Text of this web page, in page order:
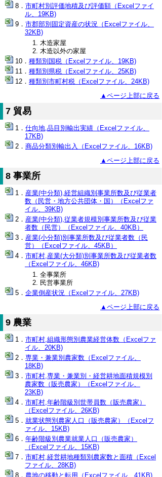
市町村別評価地積及び評価額（Excelファイ
ル、19KB)
市郡部別固定資産の状況（Excelファイル、
32KB)
木造家屋
木造以外の家屋
種類別国税（Excelファイル、19KB)
種類別県税（Excelファイル、25KB)
種類別市町村税（Excelファイル、24KB)
▲ページ上部に戻る
7 貿易
仕向地,品目別輸出実績（Excelファイル、
17KB)
商品分類別輸出入（Excelファイル、16KB)
▲ページ上部に戻る
8 事業所
産業(中分類),経営組織別事業所数及び従業者
数（民営・地方公共団体・国）（Excelファ
イル、39KB)
産業(中分類),従業者規模別事業所数及び従業
者数（民営）（Excelファイル、40KB）
産業(小分類)別事業所数及び従業者数（民
営）（Excelファイル、45KB）
市町村,産業(大分類)別事業所数及び従業者数
（Excelファイル、46KB)
全事業所
民営事業所
企業倒産状況（Excelファイル、27KB)
▲ページ上部に戻る
9 農業
市町村,組織形態別農業経営体数（Excelファ
イル、20KB)
専業・兼業別農家数（Excelファイル、
18KB)
市町村,専業・兼業別・経営耕地面積規模別
農家数（販売農家）（Excelファイル、
23KB)
市町村,年齢階級別世帯員数（販売農家）
（Excelファイル、26KB)
就業状態別農家人口（販売農家）（Excelフ
ァイル、15KB)
年齢階級別農業就業人口（販売農家）
（Excelファイル、15KB)
市町村,経営耕地種類別農家数と面積（Excel
ファイル、28KB)
農地の移動と転用（Excelファイル、41KB)